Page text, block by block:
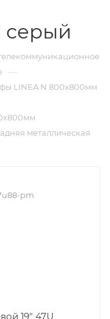
серый
—
LINEA N 800х800мм
металлическая
pm